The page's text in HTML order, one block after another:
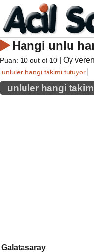
Hangi unlu
Puan: 10 out of 10 | Oy
unluler hangi takimi tutuyor
unluler hangi
Galatasaray